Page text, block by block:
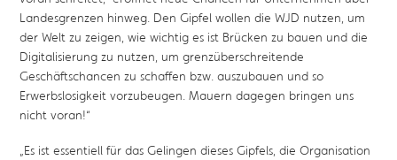
Landesgrenzen hinweg. Den Gipfel wollen die WJD nutzen, um
der Welt zu zeigen, wie wichtig es ist Brücken zu bauen und die
Digitalisierung zu nutzen, um grenzüberschreitende
Geschäftschancen zu schaffen bzw. auszubauen und so
Erwerbslosigkeit vorzubeugen. Mauern dagegen bringen uns
nicht voran!“
„Es ist essentiell für das Gelingen dieses Gipfels, die Organisation